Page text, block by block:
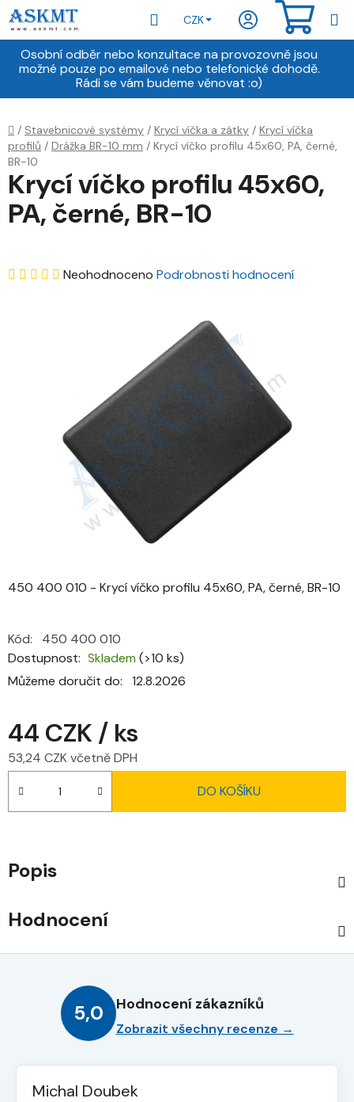
Přejít
na
obsah
Osobní odběr nebo konzultace na provozovně jsou
možné pouze po emailové nebo telefonické dohodě.
Rádi se vám budeme věnovat :o)
Hledat
CZK
Domů
/ Stavebnicové systémy / Krycí víčka a zátky / Krycí víčka
profilů / Drážka BR-10 mm / Krycí víčko profilu 45x60, PA, černé,
BR-10
450 400 010 - Krycí víčko profilu 45x60, PA, černé, BR-10
Dostupnost Skladem (>10 ks)
Můžeme doručit do:
12.8.2026
Kód: 450 400 010
44 CZK / ks
53,24 CZK včetně DPH
DO KOŠÍKU
Krycí víčko profilu 45x60,
PA, černé, BR-10
Průměrné
hvězdiček.
Neohodnoceno Podrobnosti hodnocení
Popis
Hodnocení
5,0 Hodnocení zákazníků
Zobrazit všechny recenze →
Michal Doubek